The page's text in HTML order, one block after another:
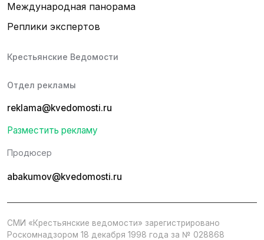
Международная панорама
Реплики экспертов
Крестьянские Ведомости
Отдел рекламы
reklama@kvedomosti.ru
Разместить рекламу
Продюсер
abakumov@kvedomosti.ru
СМИ «Крестьянские ведомости» зарегистрировано
Роскомнадзором 18 декабря 1998 года за № 028868